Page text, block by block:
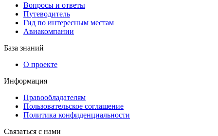
Вопросы и ответы
Путеводитель
Гид по интересным местам
Авиакомпании
База знаний
О проекте
Информация
Правообладателям
Пользовательское соглашение
Политика конфиденциальности
Связаться с нами